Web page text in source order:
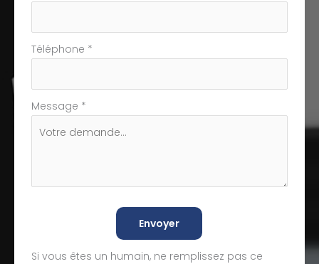
Téléphone *
Message *
Envoyer
Si vous êtes un humain, ne remplissez pas ce